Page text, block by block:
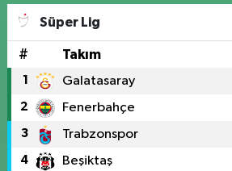
Süper Lig
# Takım
1 Galatasaray
2 Fenerbahçe
3 Trabzonspor
4 Beşiktaş